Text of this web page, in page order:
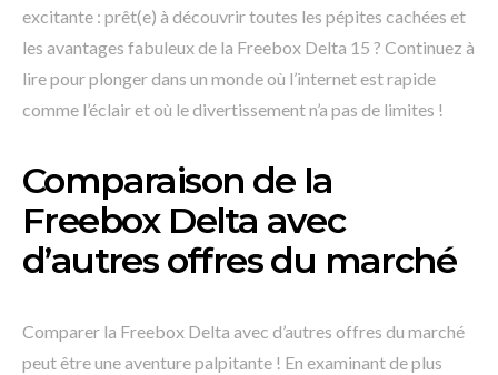
excitante : prêt(e) à découvrir toutes les pépites cachées et
les avantages fabuleux de la Freebox Delta 15 ? Continuez à
lire pour plonger dans un monde où l’internet est rapide
comme l’éclair et où le divertissement n’a pas de limites !
Comparaison de la
Freebox Delta avec
d’autres offres du marché
Comparer la Freebox Delta avec d’autres offres du marché
peut être une aventure palpitante ! En examinant de plus